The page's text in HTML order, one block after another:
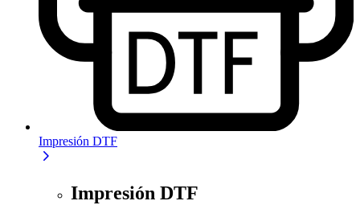
Impresión DTF
Impresión DTF